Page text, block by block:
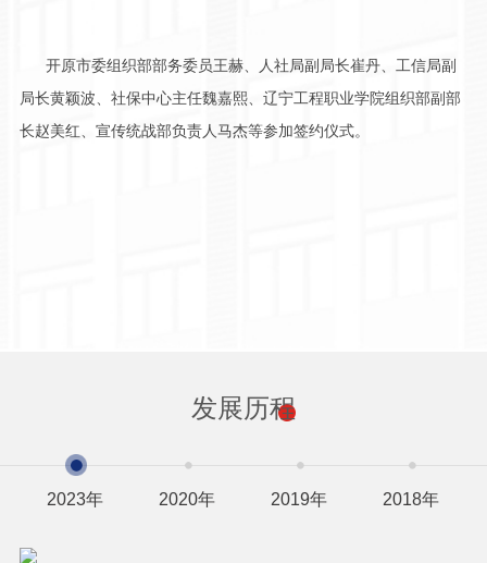
开原市委组织部部务委员王赫、人社局副局长崔丹、工信局副
局长黄颖波、社保中心主任魏嘉熙、辽宁工程职业学院组织部副部
长赵美红、宣传统战部负责人马杰等参加签约仪式。
发展历程
2023年 2020年 2019年 2018年